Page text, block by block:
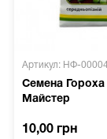
Артикул: НФ-
Семена
Майстер
10,00 грн